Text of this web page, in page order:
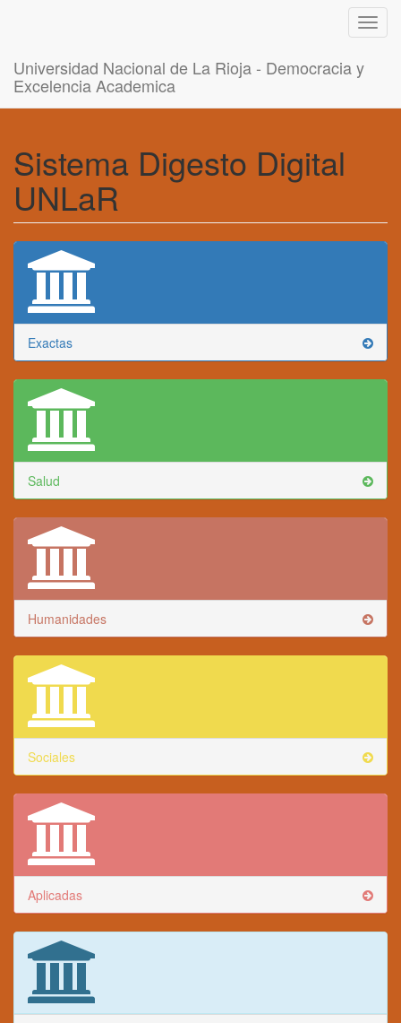
Universidad Nacional de La Rioja - Democracia y
Excelencia Academica
Sistema Digesto Digital
UNLaR
Exactas
Salud
Humanidades
Sociales
Aplicadas